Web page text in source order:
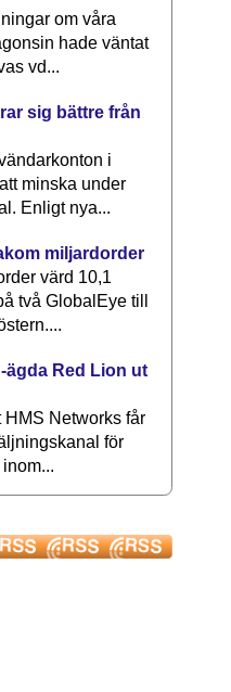
om våra
hade väntat
vd...
sig bättre från
i
minska under
Enligt nya...
miljardorder
värd 10,1
två GlobalEye till
ägda Red Lion ut
Networks får
för